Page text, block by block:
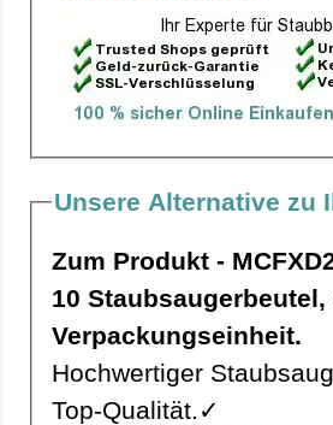
Unsere Alternative zu
Zum Produkt -
10 Staubsaugerbeutel, Staubbeutel MCFXD214M pro
Verpackungseinheit.
Hochwertiger
Top-Qualität.✓